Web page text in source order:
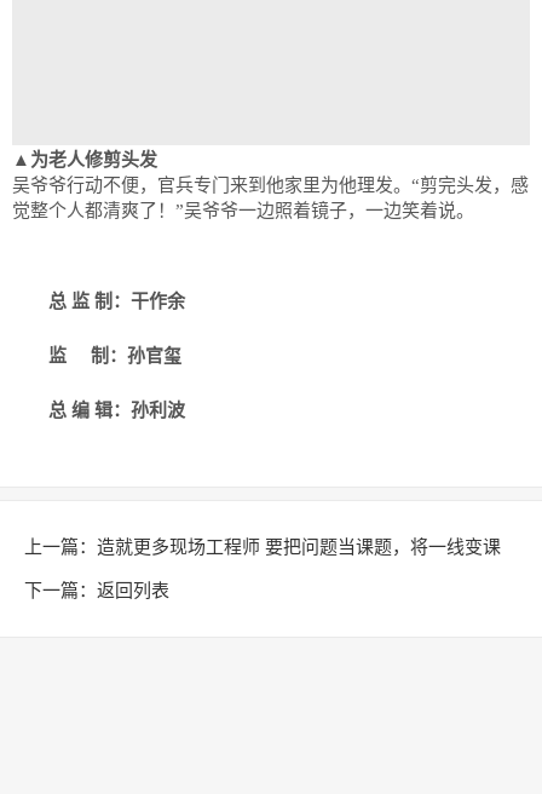
▲为老人修剪头发
吴爷爷行动不便，官兵专门来到他家里为他理发。“剪完头发，感
觉整个人都清爽了！”吴爷爷一边照着镜子，一边笑着说。
总 监 制：干作余
监 制：孙官玺
总 编 辑：孙利波
上一篇： 造就更多现场工程师 要把问题当课题，将一线变课
堂
下一篇： 返回列表